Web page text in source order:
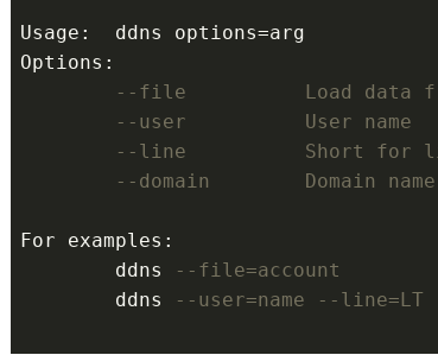
Usage:  ddns options=arg
Options:
--file          Load data
--user          User name
--line          Short for line
--domain        Domain
For examples:
        ddns
--file=account
        ddns
--user=name --line=LT